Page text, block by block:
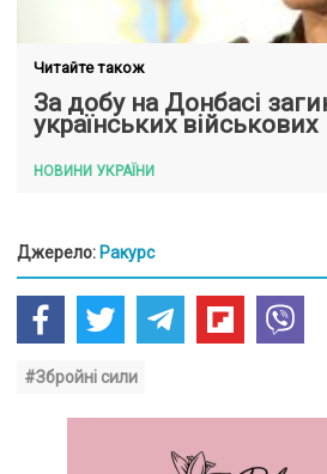
Читайте також
За добу на Донбасі
українських військових
НОВИНИ УКРАЇНИ
Джерело: Ракурс
#Збройні сили